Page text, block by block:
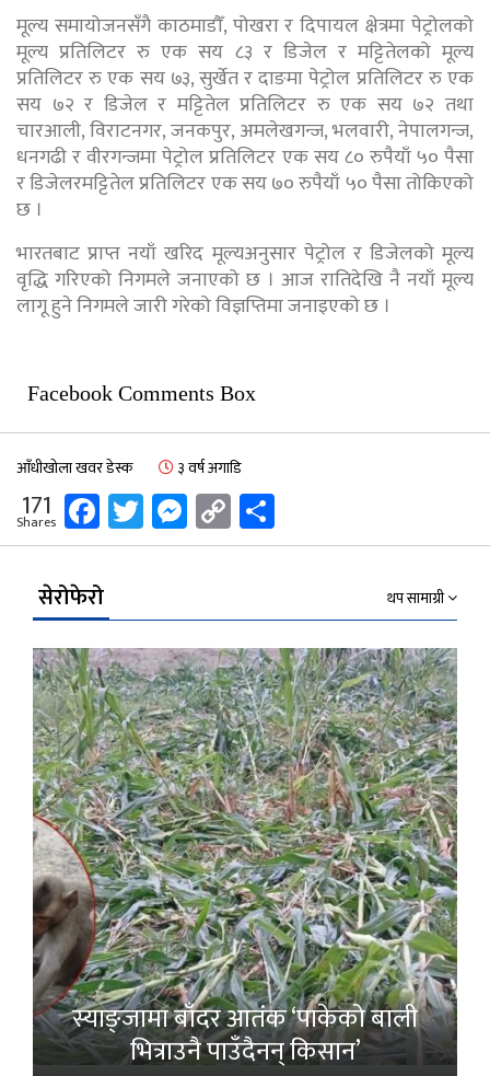
मूल्य समायोजनसँगै काठमाडौँ, पोखरा र दिपायल क्षेत्रमा पेट्रोलको
मूल्य प्रतिलिटर रु एक सय ८३ र डिजेल र मट्टितेलको मूल्य
प्रतिलिटर रु एक सय ७३, सुर्खेत र दाङमा पेट्रोल प्रतिलिटर रु एक
सय ७२ र डिजेल र मट्टितेल प्रतिलिटर रु एक सय ७२ तथा
चारआली, विराटनगर, जनकपुर, अमलेखगन्ज, भलवारी, नेपालगन्ज,
धनगढी र वीरगन्जमा पेट्रोल प्रतिलिटर एक सय ८० रुपैयाँ ५० पैसा
र डिजेलरमट्टितेल प्रतिलिटर एक सय ७० रुपैयाँ ५० पैसा तोकिएको
छ ।
भारतबाट प्राप्त नयाँ खरिद मूल्यअनुसार पेट्रोल र डिजेलको मूल्य
वृद्धि गरिएको निगमले जनाएको छ । आज रातिदेखि नै नयाँ मूल्य
लागू हुने निगमले जारी गरेको विज्ञप्तिमा जनाइएको छ ।
Facebook Comments Box
आँधीखोला खवर डेस्क ३ वर्ष अगाडि
171
Shares Facebook
Twitter
Messenger
Copy
Link
सेरोफेरो थप सामाग्री
स्याङ्जामा बाँदर आतंक ‘पाकेको बाली
भित्राउनै पाउँदैनन् किसान’